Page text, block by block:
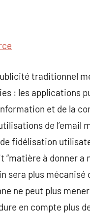
traditionnel
: les applications
et de la
de l’email
fidélisation
à donner a
plus mécanisé
ne peut plus
en compte plus